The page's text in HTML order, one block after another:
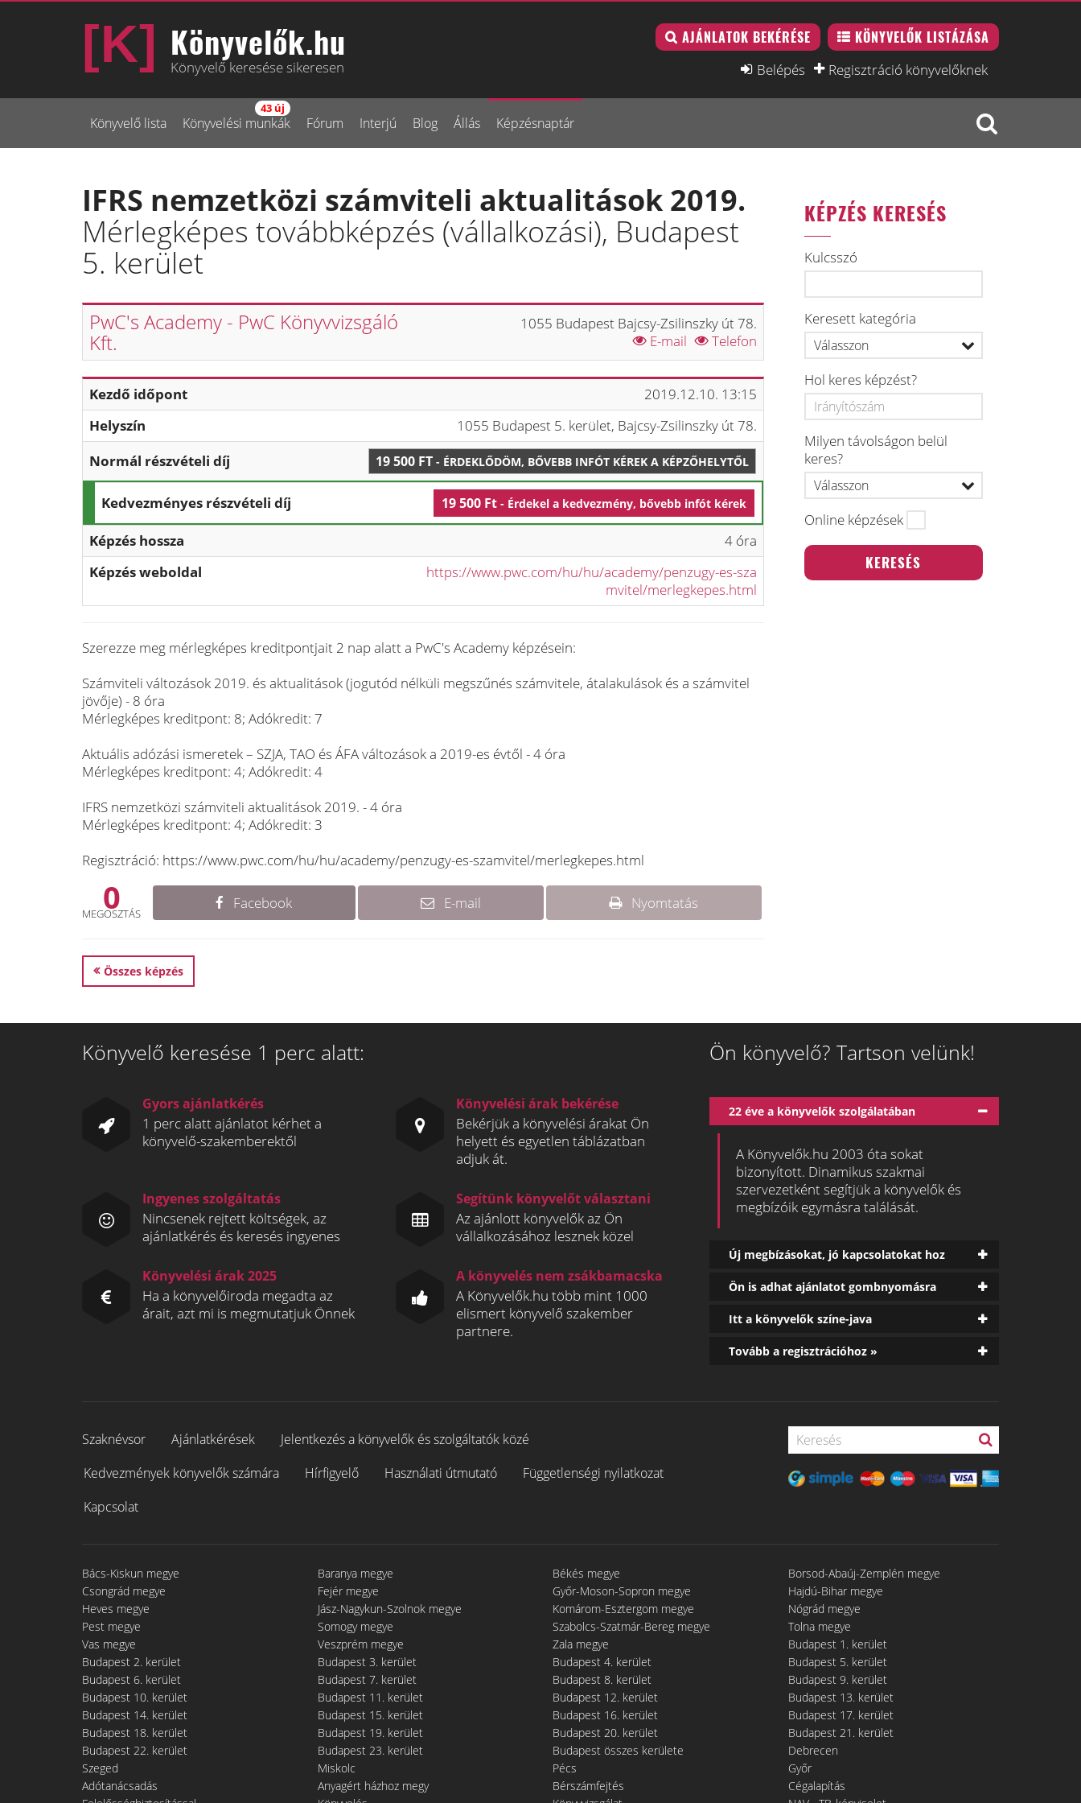
Könyvelők.hu
Könyvelő keresése sikeresen
AJÁNLATOK BEKÉRÉSE KÖNYVELŐK LISTÁZÁSA
Belépés Regisztráció könyvelőknek
Könyvelő lista Könyvelési munkák
43 új
Fórum Interjú Blog Állás Képzésnaptár
IFRS nemzetközi számviteli aktualitások 2019.
Mérlegképes továbbképzés (vállalkozási), Budapest
5. kerület
PwC's Academy - PwC Könyvvizsgáló
Kft.
1055 Budapest Bajcsy-Zsilinszky út 78.
E-mail
Telefon
Kezdő időpont
2019.12.10. 13:15
Helyszín
1055 Budapest 5. kerület, Bajcsy-Zsilinszky út 78.
Normál részvételi díj
19 500 FT- ÉRDEKLŐDÖM, BŐVEBB INFÓT KÉREK A KÉPZŐHELYTŐL
Kedvezményes részvételi díj 19 500 Ft- Érdekel a kedvezmény, bővebb infót kérek
Képzés hossza
4 óra
Képzés weboldal
https://www.pwc.com/hu/hu/academy/penzugy-es-sza
mvitel/merlegkepes.html
Szerezze meg mérlegképes kreditpontjait 2 nap alatt a PwC's Academy képzésein:
Számviteli változások 2019. és aktualitások (jogutód nélküli megszűnés számvitele, átalakulások és a számvitel
jövője) - 8 óra
Mérlegképes kreditpont: 8; Adókredit: 7
Aktuális adózási ismeretek – SZJA, TAO és ÁFA változások a 2019-es évtől - 4 óra
Mérlegképes kreditpont: 4; Adókredit: 4
IFRS nemzetközi számviteli aktualitások 2019. - 4 óra
Mérlegképes kreditpont: 4; Adókredit: 3
Regisztráció: https://www.pwc.com/hu/hu/academy/penzugy-es-szamvitel/merlegkepes.html
0
MEGOSZTÁS
Facebook E-mail Nyomtatás
Összes képzés
KÉPZÉS KERESÉS
Kulcsszó
Keresett kategória
Hol keres képzést?
Milyen távolságon belül
keres?
Online képzések
Könyvelő keresése 1 perc alatt:
Gyors ajánlatkérés
1 perc alatt ajánlatot kérhet a
könyvelő-szakemberektől
Könyvelési árak bekérése
Bekérjük a könyvelési árakat Ön
helyett és egyetlen táblázatban
adjuk át.
Ingyenes szolgáltatás
Nincsenek rejtett költségek, az
ajánlatkérés és keresés ingyenes
Segítünk könyvelőt választani
Az ajánlott könyvelők az Ön
vállalkozásához lesznek közel
Könyvelési árak 2025
Ha a könyvelőiroda megadta az
árait, azt mi is megmutatjuk Önnek
A könyvelés nem zsákbamacska
A Könyvelők.hu több mint 1000
elismert könyvelő szakember
partnere.
Ön könyvelő? Tartson velünk!
22 éve a könyvelők szolgálatában
A Könyvelők.hu 2003 óta sokat
bizonyított. Dinamikus szakmai
szervezetként segítjük a könyvelők és
megbízóik egymásra találását.
Új megbízásokat, jó kapcsolatokat hoz
Ön is adhat ajánlatot gombnyomásra
Itt a könyvelők színe-java
Tovább a regisztrációhoz »
Szaknévsor Ajánlatkérések
Jelentkezés a könyvelők és szolgáltatók közé
Kedvezmények könyvelők számára
Hírfigyelő Használati útmutató
Függetlenségi nyilatkozat
Kapcsolat
Bács-Kiskun megye Baranya megye Békés megye
Borsod-Abaúj-Zemplén megye
Csongrád megye
Fejér megye Győr-Moson-Sopron megye
Hajdú-Bihar megye
Heves megye
Jász-Nagykun-Szolnok megye Komárom-Esztergom megye
Nógrád megye
Pest megye
Somogy megye Szabolcs-Szatmár-Bereg megye
Tolna megye
Vas megye
Veszprém megye Zala megye
Budapest 1. kerület
Budapest 2. kerület
Budapest 3. kerület Budapest 4. kerület
Budapest 5. kerület
Budapest 6. kerület
Budapest 7. kerület Budapest 8. kerület
Budapest 9. kerület
Budapest 10. kerület
Budapest 11. kerület Budapest 12. kerület
Budapest 13. kerület
Budapest 14. kerület
Budapest 15. kerület Budapest 16. kerület
Budapest 17. kerület
Budapest 18. kerület
Budapest 19. kerület Budapest 20. kerület
Budapest 21. kerület
Budapest 22. kerület
Budapest 23. kerület Budapest összes kerülete
Debrecen
Szeged
Miskolc Pécs
Győr
Adótanácsadás
Anyagért házhoz megy Bérszámfejtés
Cégalapítás